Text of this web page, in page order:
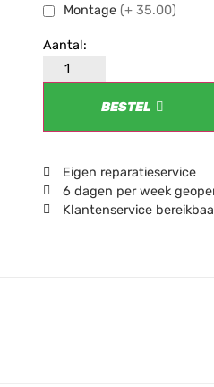
Montage (+ 35.00)
BESTEL
Eigen reparatieservice
6 dagen per week
Klantenservice